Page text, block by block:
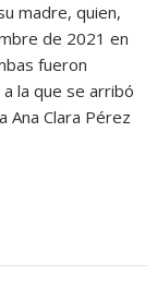
madre, quien,
de 2021 en
fueron
la que se arribó
Ana Clara Pérez